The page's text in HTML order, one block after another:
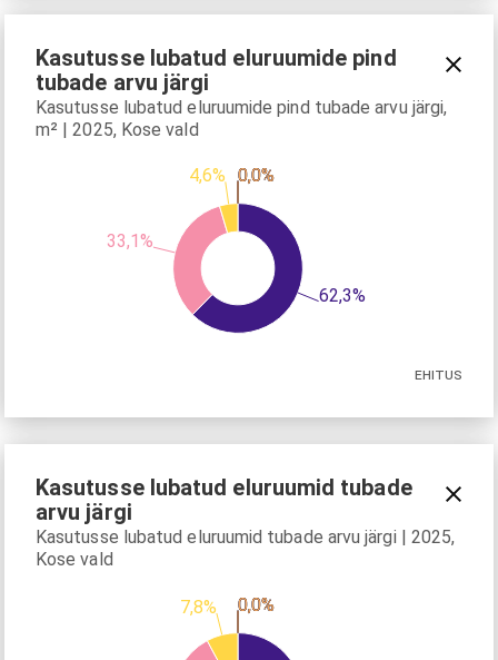
Kasutusse lubatud eluruumide pind
tubade arvu järgi
Kasutusse lubatud eluruumide pind tubade arvu järgi,
m² | 2025, Kose vald
62,3%
33,1%
4,6% 0,0%
0,0%
0,0%
0,0%
0,0%
EHITUS
Kasutusse lubatud eluruumid tubade
arvu järgi
Kasutusse lubatud eluruumid tubade arvu järgi | 2025,
Kose vald
7,8% 0,0%
0,0%
0,0%
0,0%
0,0%